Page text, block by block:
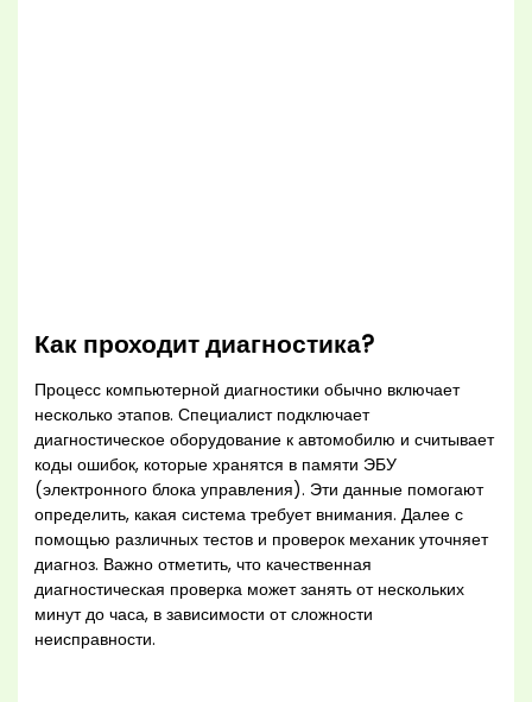
Как проходит диагностика?
Процесс компьютерной диагностики обычно включает
несколько этапов. Специалист подключает
диагностическое оборудование к автомобилю и считывает
коды ошибок, которые хранятся в памяти ЭБУ
(электронного блока управления). Эти данные помогают
определить, какая система требует внимания. Далее с
помощью различных тестов и проверок механик уточняет
диагноз. Важно отметить, что качественная
диагностическая проверка может занять от нескольких
минут до часа, в зависимости от сложности
неисправности.